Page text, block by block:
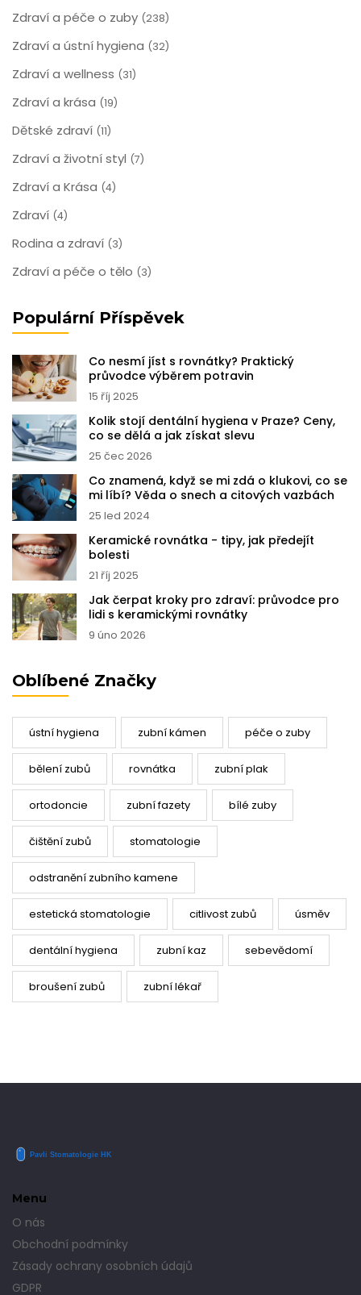
Zdraví a péče o zuby (238)
Zdraví a ústní hygiena (32)
Zdraví a wellness (31)
Zdraví a krása (19)
Dětské zdraví (11)
Zdraví a životní styl (7)
Zdraví a Krása (4)
Zdraví (4)
Rodina a zdraví (3)
Zdraví a péče o tělo (3)
Populární Příspěvek
Co nesmí jíst s rovnátky? Praktický
průvodce výběrem potravin
15 říj 2025
Kolik stojí dentální hygiena v Praze? Ceny,
co se dělá a jak získat slevu
25 čec 2026
Co znamená, když se mi zdá o klukovi, co se
mi líbí? Věda o snech a citových vazbách
25 led 2024
Keramické rovnátka - tipy, jak předejít
bolesti
21 říj 2025
Jak čerpat kroky pro zdraví: průvodce pro
lidi s keramickými rovnátky
9 úno 2026
Oblíbené Značky
ústní hygiena zubní kámen péče o zuby
bělení zubů rovnátka zubní plak
ortodoncie zubní fazety bílé zuby
čištění zubů stomatologie
odstranění zubního kamene
estetická stomatologie citlivost zubů úsměv
dentální hygiena zubní kaz sebevědomí
broušení zubů zubní lékař
Menu
O nás
Obchodní podmínky
Zásady ochrany osobních údajů
GDPR